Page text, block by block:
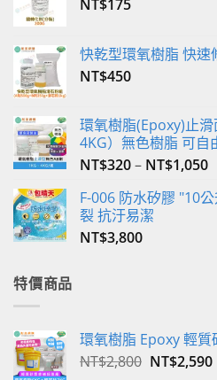
NT$175
快乾型環氧樹脂 快速
NT$450
環氧樹脂(Epoxy)止滑
4KG）無色樹脂 可自
NT$320– NT$1,050
F-006 防水矽膠 "10
裂 抗汙易潔
NT$3,800
特價商品
環氧樹脂 Epoxy 輕質
NT$2,800 原
NT$2,590目